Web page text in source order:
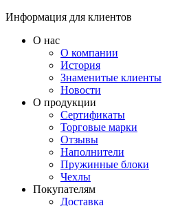
Информация для клиентов
О нас
О компании
История
Знаменитые клиенты
Новости
О продукции
Сертификаты
Торговые марки
Отзывы
Наполнители
Пружинные блоки
Чехлы
Покупателям
Доставка